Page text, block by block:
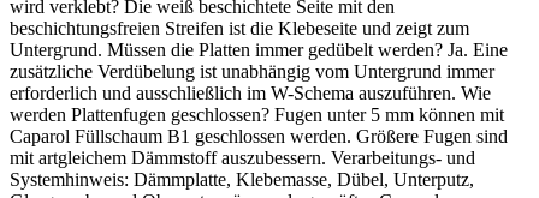
wird verklebt? Die weiß beschichtete Seite mit den
beschichtungsfreien Streifen ist die Klebeseite und zeigt zum
Untergrund. Müssen die Platten immer gedübelt werden? Ja. Eine
zusätzliche Verdübelung ist unabhängig vom Untergrund immer
erforderlich und ausschließlich im W-Schema auszuführen. Wie
werden Plattenfugen geschlossen? Fugen unter 5 mm können mit
Caparol Füllschaum B1 geschlossen werden. Größere Fugen sind
mit artgleichem Dämmstoff auszubessern. Verarbeitungs- und
Systemhinweis: Dämmplatte, Klebemasse, Dübel, Unterputz,